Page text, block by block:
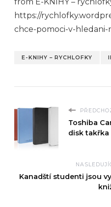
https://
chce-pomoci-v-
E-KNIHY – RYCHLOFKY
Toshiba
disk takřka
Kanadští studenti jsou